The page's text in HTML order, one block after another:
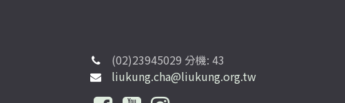
(02)23945029 分機: 43
liukung.cha@liukung.org.tw